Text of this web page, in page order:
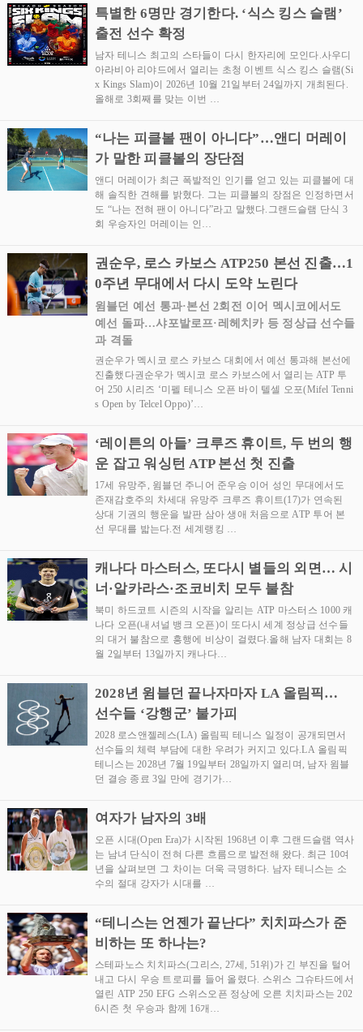
특별한 6명만 경기한다. ‘식스 킹스 슬램’
출전 선수 확정
남자 테니스 최고의 스타들이 다시 한자리에 모인다.사우디
아라비아 리야드에서 열리는 초청 이벤트 식스 킹스 슬램(Si
x Kings Slam)이 2026년 10월 21일부터 24일까지 개최된다.
올해로 3회째를 맞는 이번 …
“나는 피클볼 팬이 아니다”…앤디 머레이
가 말한 피클볼의 장단점
앤디 머레이가 최근 폭발적인 인기를 얻고 있는 피클볼에 대
해 솔직한 견해를 밝혔다. 그는 피클볼의 장점은 인정하면서
도 “나는 전혀 팬이 아니다”라고 말했다.그랜드슬램 단식 3
회 우승자인 머레이는 인…
권순우, 로스 카보스 ATP250 본선 진출…1
0주년 무대에서 다시 도약 노린다
윔블던 예선 통과·본선 2회전 이어 멕시코에서도
예선 돌파…샤포발로프·레헤치카 등 정상급 선수들
과 격돌
권순우가 멕시코 로스 카보스 대회에서 예선 통과해 본선에
진출했다권순우가 멕시코 로스 카보스에서 열리는 ATP 투
어 250 시리즈 ‘미펠 테니스 오픈 바이 텔셀 오포(Mifel Tenni
s Open by Telcel Oppo)’…
‘레이튼의 아들’ 크루즈 휴이트, 두 번의 행
운 잡고 워싱턴 ATP 본선 첫 진출
17세 유망주, 윔블던 주니어 준우승 이어 성인 무대에서도
존재감호주의 차세대 유망주 크루즈 휴이트(17)가 연속된
상대 기권의 행운을 발판 삼아 생애 처음으로 ATP 투어 본
선 무대를 밟는다.전 세계랭킹 …
캐나다 마스터스, 또다시 별들의 외면… 시
너·알카라스·조코비치 모두 불참
북미 하드코트 시즌의 시작을 알리는 ATP 마스터스 1000 캐
나다 오픈(내셔널 뱅크 오픈)이 또다시 세계 정상급 선수들
의 대거 불참으로 흥행에 비상이 걸렸다.올해 남자 대회는 8
월 2일부터 13일까지 캐나다…
2028년 윔블던 끝나자마자 LA 올림픽…
선수들 ‘강행군’ 불가피
2028 로스앤젤레스(LA) 올림픽 테니스 일정이 공개되면서
선수들의 체력 부담에 대한 우려가 커지고 있다.LA 올림픽
테니스는 2028년 7월 19일부터 28일까지 열리며, 남자 윔블
던 결승 종료 3일 만에 경기가…
여자가 남자의 3배
오픈 시대(Open Era)가 시작된 1968년 이후 그랜드슬램 역사
는 남녀 단식이 전혀 다른 흐름으로 발전해 왔다. 최근 10여
년을 살펴보면 그 차이는 더욱 극명하다. 남자 테니스는 소
수의 절대 강자가 시대를 …
“테니스는 언젠가 끝난다” 치치파스가 준
비하는 또 하나는?
스테파노스 치치파스(그리스, 27세, 51위)가 긴 부진을 털어
내고 다시 우승 트로피를 들어 올렸다. 스위스 그슈타드에서
열린 ATP 250 EFG 스위스오픈 정상에 오른 치치파스는 202
6시즌 첫 우승과 함께 16개…